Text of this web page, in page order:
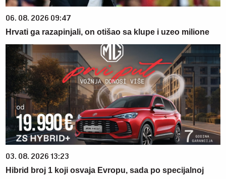
06. 08. 2026 09:47
Hrvati ga razapinjali, on otišao sa klupe i uzeo milione
03. 08. 2026 13:23
Hibrid broj 1 koji osvaja Evropu, sada po specijalnoj